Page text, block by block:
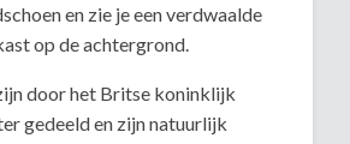
en zie je een verdwaalde
op de achtergrond.
door het Britse koninklijk
gedeeld en zijn natuurlijk